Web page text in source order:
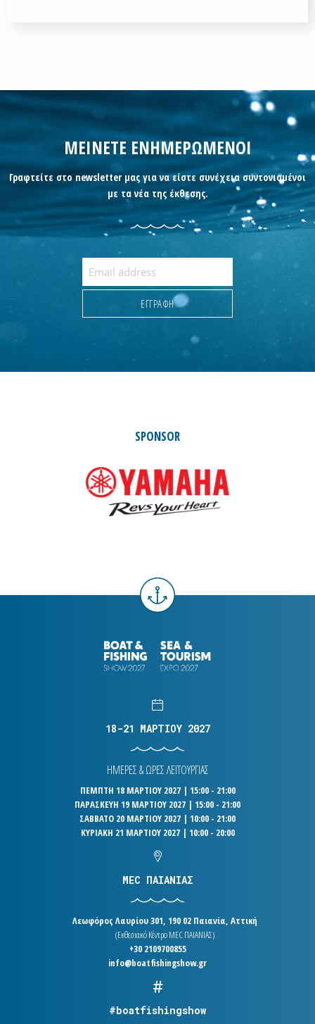
ΜΕΙΝΕΤΕ ΕΝΗΜΕΡΩΜΕΝΟΙ
Γραφτείτε στο newsletter μας για να είστε συνέχεια συντονισμένοι
με τα νέα της έκθεσης.
SPONSOR
18-21 ΜΑΡΤΙΟΥ 2027
ΗΜΕΡΕΣ & ΩΡΕΣ ΛΕΙΤΟΥΡΓΙΑΣ
ΠΕΜΠΤΗ 18 ΜΑΡΤΙΟΥ 2027 | 15:00 - 21:00
ΠΑΡΑΣΚΕΥΗ 19 ΜΑΡΤΙΟΥ 2027 | 15:00 - 21:00
ΣΑΒΒΑΤΟ 20 ΜΑΡΤΙΟΥ 2027 | 10:00 - 21:00
ΚΥΡΙΑΚΗ 21 ΜΑΡΤΙΟΥ 2027 | 10:00 - 20:00
MEC ΠΑΙΑΝΙΑΣ
Λεωφόρος Λαυρίου 301, 190 02 Παιανία, Αττική
(Εκθεσιακό Κέντρο MEC ΠΑΙΑΝΙΑΣ)
+30 2109700855
info@boatfishingshow.gr
#boatfishingshow